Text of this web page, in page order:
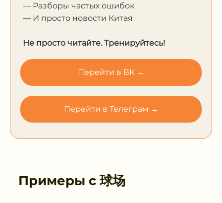
— Разборы частых ошибок
— И просто новости Китая
Не просто читайте. Тренируйтесь!
Перейти в ВК →
Перейти в Телеграм →
Примеры с球场